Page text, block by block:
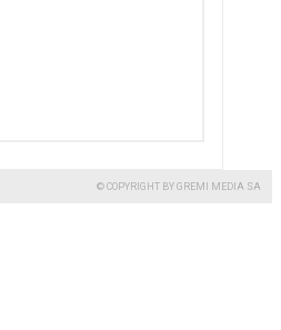
© COPYRIGHT BY GREMI MEDIA SA